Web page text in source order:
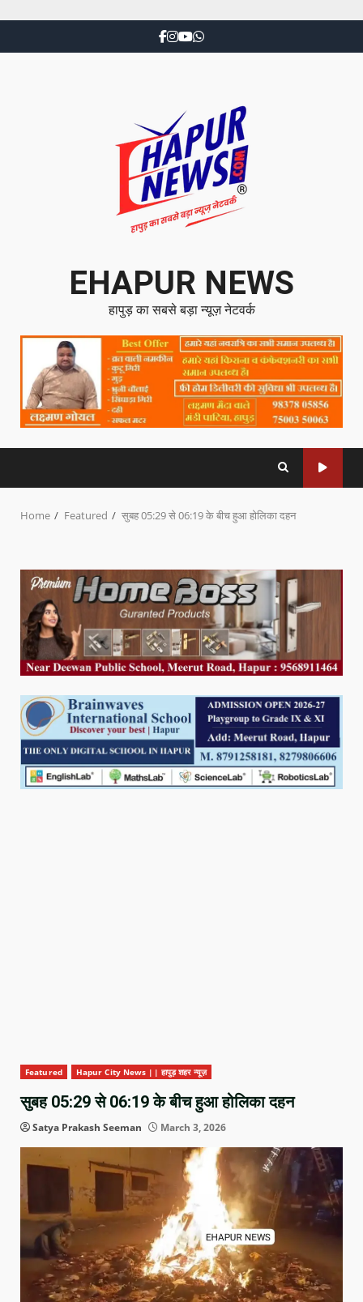
EHAPUR NEWS
हापुड़ का सबसे बड़ा न्यूज़ नेटवर्क
Home Featured सुबह 05:29 से 06:19 के बीच हुआ होलिका दहन
Featured Hapur City News || हापुड़ शहर न्यूज़
सुबह 05:29 से 06:19 के बीच हुआ होलिका दहन
Satya Prakash Seeman March 3, 2026